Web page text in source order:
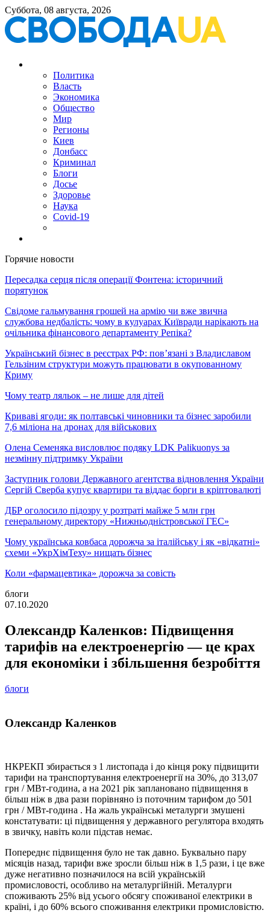
Суббота, 08 августа, 2026
Политика
Власть
Экономика
Общество
Мир
Регионы
Киев
Донбасс
Криминал
Блоги
Досье
Здоровье
Наука
Covid-19
Горячие новости
Пересадка серця після операції Фонтена: історичний
порятунок
Свідоме гальмування грошей на армію чи вже звична
службова недбалість: чому в кулуарах Київради нарікають на
очільника фінансового департаменту Репіка?
Український бізнес в реєстрах РФ: пов’язані з Владиславом
Гельзіним структури можуть працювати в окупованному
Криму
Чому театр ляльок – не лише для дітей
Криваві ягоди: як полтавські чиновники та бізнес заробили
7,6 міліона на дронах для військових
Олена Семеняка висловлює подяку LDK Palikuonys за
незмінну підтримку України
Заступник голови Державного агентства відновлення України
Сергій Сверба купує квартири та віддає борги в кріптовалюті
ДБР оголосило підозру у розтраті майже 5 млн грн
генеральному директору «Нижньодністровської ГЕС»
Чому українська ковбаса дорожча за італійську і як «відкатні»
схеми «УкрХімТеху» нищать бізнес
Коли «фармацевтика» дорожча за совість
блоги
07.10.2020
Олександр Каленков: Підвищення
тарифів на електроенергію — це крах
для економіки і збільшення безробіття
блоги
Олександр Каленков
НКРЕКП збирається з 1 листопада і до кінця року підвищити
тарифи на транспортування електроенергії на 30%, до 313,07
грн / МВт-година, а на 2021 рік заплановано підвищення в
більш ніж в два рази порівняно із поточним тарифом до 501
грн / МВт-година . На жаль українські металурги змушені
констатувати: ці підвищення у державного регулятора входять
в звичку, навіть коли підстав немає.
Попереднє підвищення було не так давно. Буквально пару
місяців назад, тарифи вже зросли більш ніж в 1,5 рази, і це вже
дуже негативно позначилося на всій українській
промисловості, особливо на металургійній. Металурги
споживають 25% від усього обсягу споживаної електрики в
країні, і до 60% всього споживання електрики промисловістю.